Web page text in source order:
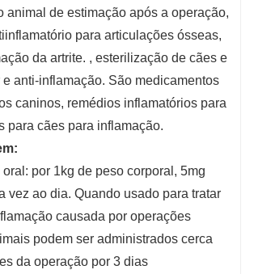
animal de estimação após a operação,
para articulações ósseas,
da artrite. , esterilização de cães e
anti-inflamação. São medicamentos
caninos, remédios inflamatórios para
para cães para inflamação.
por 1kg de peso corporal, 5mg
vez ao dia. Quando usado para tratar
causada por operações
podem ser administrados cerca
da operação por 3 dias